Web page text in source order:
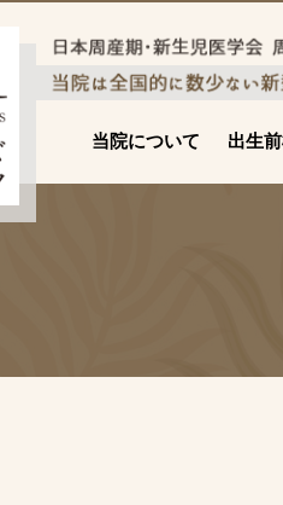
当院について 出生